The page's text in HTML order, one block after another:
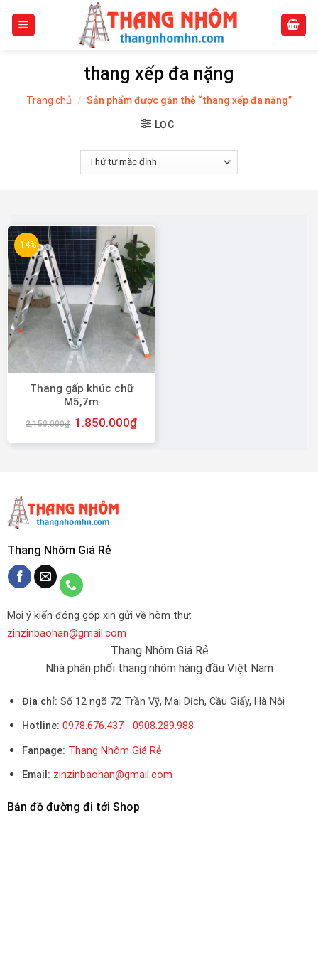
thang xếp đa nặng
Trang chủ / Sản phẩm được gắn thẻ “thang xếp đa nặng”
LỌC
-14%
Thang gấp khúc chữ
M5,7m
2.150.000₫ 1.850.000₫
Thang Nhôm Giá Rẻ
Mọi ý kiến đóng góp xin gửi về hòm thư:
zinzinbaohan@gmail.com
Thang Nhôm Giá Rẻ
Nhà phân phối thang nhôm hàng đầu Việt Nam
Địa chỉ: Số 12 ngõ 72 Trần Vỹ, Mai Dịch, Cầu Giấy, Hà Nội
Hotline: 0978.676.437- 0908.289.988
Fanpage: Thang Nhôm Giá Rẻ
Email: zinzinbaohan@gmail.com
Bản đồ đường đi tới Shop